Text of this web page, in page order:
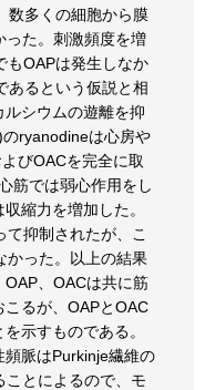
数多くの細胞から膜
った。刺激頻度を増
もOAPは発生しなか
あるという仮説と相
シウムの遊離を抑
ryanodineは心房や
びOACを完全に取
筋では弱心作用をし
縮力を増加した。
抑制されたが、こ
かった。以上の結果
、OACは共に筋
るが、OAPとOAC
示すものである。
脈はPurkinje繊維の
ことによるので、モ